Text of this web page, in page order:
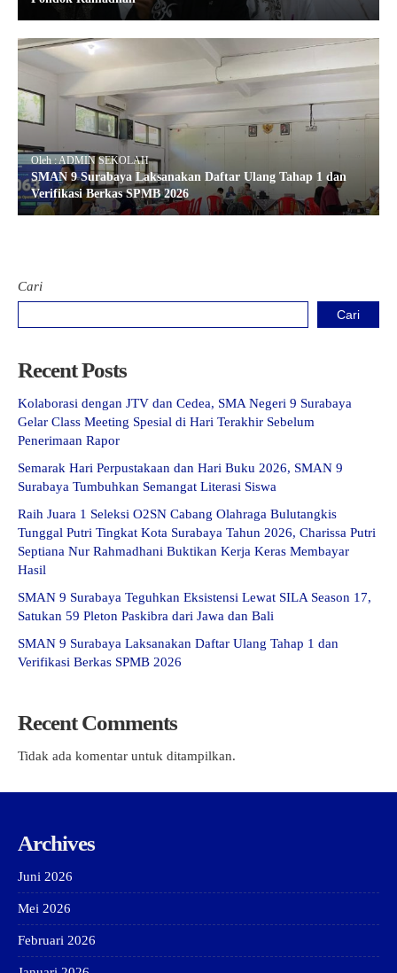
Oleh : ADMIN SEKOLAH
SMAN 9 Surabaya Laksanakan Daftar Ulang Tahap 1 dan
Verifikasi Berkas SPMB 2026
Cari
Cari
Recent Posts
Kolaborasi dengan JTV dan Cedea, SMA Negeri 9 Surabaya
Gelar Class Meeting Spesial di Hari Terakhir Sebelum
Penerimaan Rapor
Semarak Hari Perpustakaan dan Hari Buku 2026, SMAN 9
Surabaya Tumbuhkan Semangat Literasi Siswa
Raih Juara 1 Seleksi O2SN Cabang Olahraga Bulutangkis
Tunggal Putri Tingkat Kota Surabaya Tahun 2026, Charissa Putri
Septiana Nur Rahmadhani Buktikan Kerja Keras Membayar
Hasil
SMAN 9 Surabaya Teguhkan Eksistensi Lewat SILA Season 17,
Satukan 59 Pleton Paskibra dari Jawa dan Bali
SMAN 9 Surabaya Laksanakan Daftar Ulang Tahap 1 dan
Verifikasi Berkas SPMB 2026
Recent Comments
Tidak ada komentar untuk ditampilkan.
Archives
Juni 2026
Mei 2026
Februari 2026